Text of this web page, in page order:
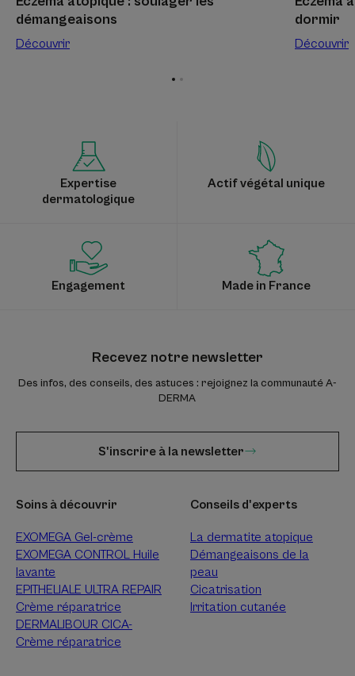
démangeaisons
Découvrir
dormir
Découvrir
Expertise
dermatologique
Actif végétal unique
Engagement Made in France
Recevez notre newsletter
Des infos, des conseils, des astuces : rejoignez la communauté A-
DERMA
S'inscrire à la newsletter
Soins à découvrir
EXOMEGA Gel-crème
EXOMEGA CONTROL Huile
lavante
EPITHELIALE ULTRA REPAIR
Crème réparatrice
DERMALIBOUR CICA-
Crème réparatrice
Conseils d'experts
La dermatite atopique
Démangeaisons de la
peau
Cicatrisation
Irritation cutanée